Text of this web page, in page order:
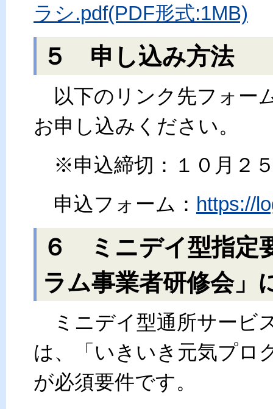
ラシ.pdf(PDF形式:1MB)
５ 申し込み方法
以下のリンク先フォー
お申し込みください。
※申込締切：１０月２
申込フォーム： https://
６ ミニデイ型指定
ラム事業者研修会」
ミニデイ型通所サービ
は、「いきいき元気プロ
が必須要件です。